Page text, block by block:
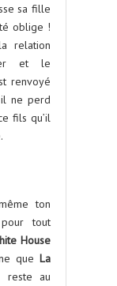
sa fille
oblige !
relation
et le
renvoyé
ne perd
fils qu’il
ton
tout
House
que La
reste au